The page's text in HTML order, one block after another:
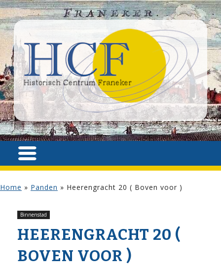
Home » Panden » Heerengracht 20 ( Boven voor )
Binnenstad
HEERENGRACHT 20 (
BOVEN VOOR )